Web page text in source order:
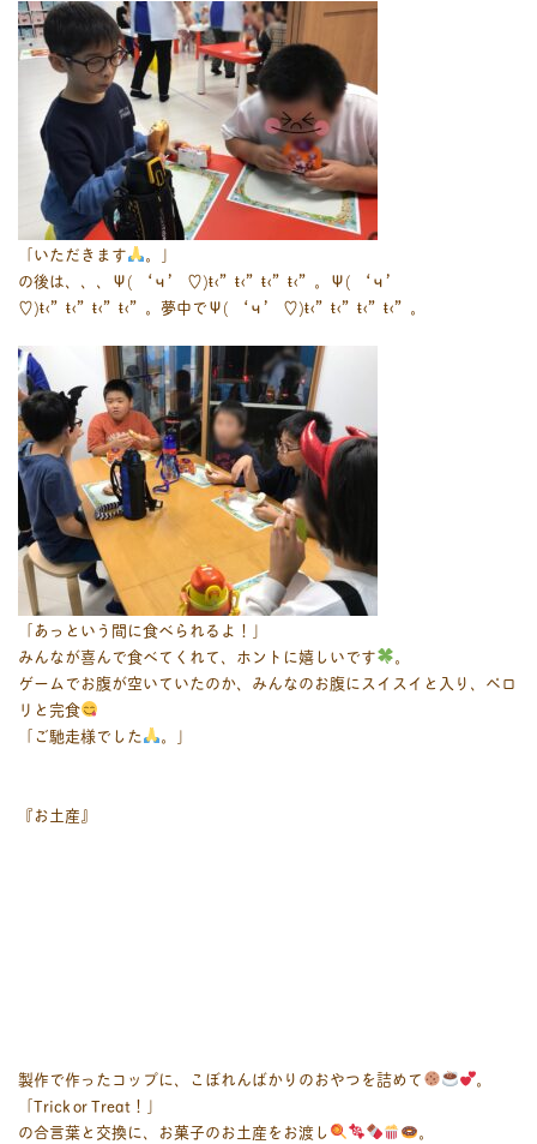
「いただきます
。」
の後は、、、Ψ( ‘ч’ ♡)ŧ‹”ŧ‹”ŧ‹”ŧ‹”。Ψ( ‘ч’
♡)ŧ‹”ŧ‹”ŧ‹”ŧ‹”。夢中でΨ( ‘ч’ ♡)ŧ‹”ŧ‹”ŧ‹”ŧ‹”。
「あっという間に食べられるよ！」
みんなが喜んで食べてくれて、ホントに嬉しいです
。
ゲームでお腹が空いていたのか、みんなのお腹にスイスイと入り、ペロ
リと完食
「ご馳走様でした
。」
『お土産』
製作で作ったコップに、こぼれんばかりのおやつを詰めて
。
「Trick or Treat！」
の合言葉と交換に、お菓子のお土産をお渡し
。